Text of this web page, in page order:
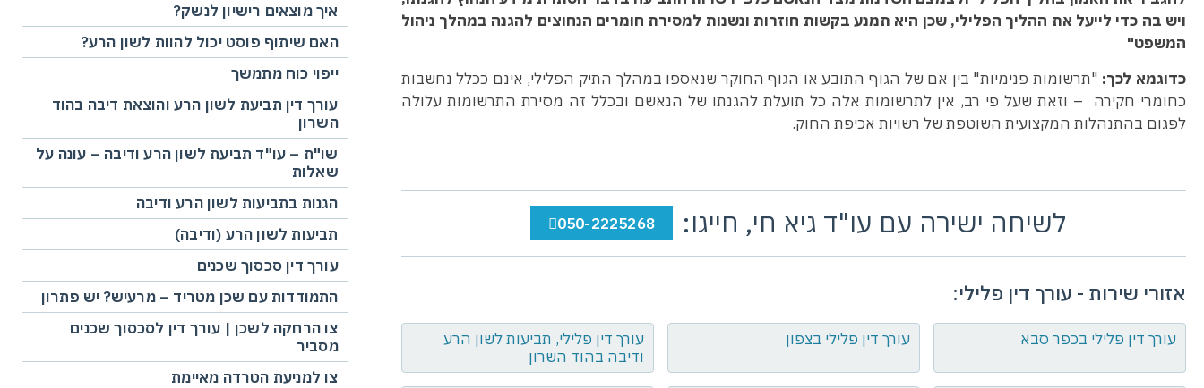
ויש בה כדי לייעל את ההליך הפלילי, שכן היא תמנע בקשות חוזרות ונשנות למסירת חומרים הנחוצים להגנה במהלך ניהול
המשפט"
כדוגמא לכך: "תרשומות פנימיות" בין אם של הגוף התובע או הגוף החוקר שנאספו במהלך התיק הפלילי, אינם ככלל נחשבות
כחומרי חקירה – וזאת שעל פי רב, אין לתרשומות אלה כל תועלת להגנתו של הנאשם ובכלל זה מסירת התרשומות עלולה
לפגום בהתנהלות המקצועית השוטפת של רשויות אכיפת החוק.
לשיחה ישירה עם עו"ד גיא חי, חייגו: 050-2225268
אזורי שירות - עורך דין פלילי:
עורך דין פלילי בכפר סבא עורך דין פלילי בצפון
עורך דין פלילי, תביעות לשון הרע
ודיבה בהוד השרון
איך מוצאים רישיון לנשק?
האם שיתוף פוסט יכול להוות לשון הרע?
ייפוי כוח מתמשך
עורך דין תביעת לשון הרע והוצאת דיבה בהוד
השרון
שו"ת – עו"ד תביעת לשון הרע ודיבה – עונה על
שאלות
הגנות בתביעות לשון הרע ודיבה
תביעות לשון הרע (ודיבה)
עורך דין סכסוך שכנים
התמודדות עם שכן מטריד – מרעיש? יש פתרון
צו הרחקה לשכן | עורך דין לסכסוך שכנים
מסביר
צו למניעת הטרדה מאיימת